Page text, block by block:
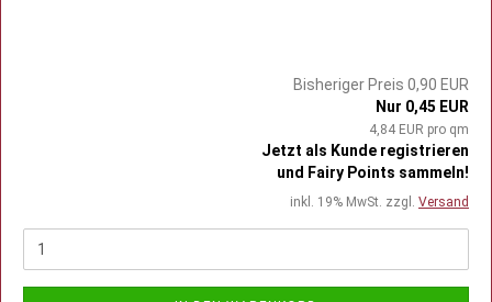
Bisheriger Preis 0,90 EUR
Nur 0,45 EUR
4,84 EUR pro qm
Jetzt als Kunde registrieren
und Fairy Points sammeln!
inkl. 19% MwSt. zzgl. Versand